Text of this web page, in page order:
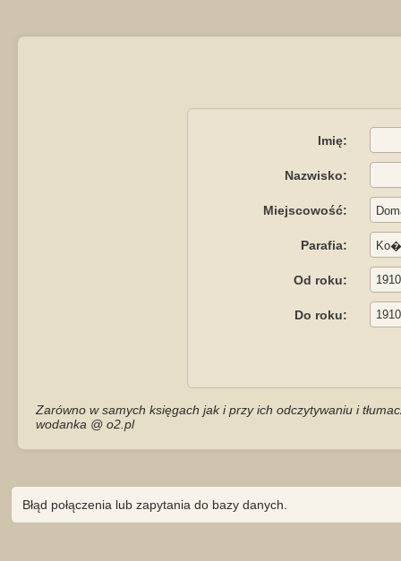
Imię:
Nazwisko:
Miejscowość:
Parafia:
Od roku:
Do roku:
Zarówno w samych księgach jak i przy ich odczytywaniu i
wodanka @ o2.pl
Błąd połączenia lub zapytania do bazy danych.